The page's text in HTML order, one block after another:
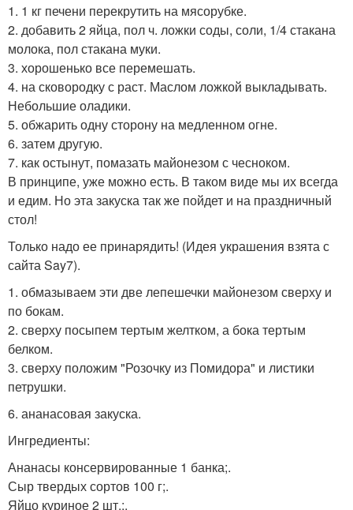
1. 1 кг печени перекрутить на мясорубке.
2. добавить 2 яйца, пол ч. ложки соды, соли, 1/4 стакана
молока, пол стакана муки.
3. хорошенько все перемешать.
4. на сковородку с раст. Маслом ложкой выкладывать.
Небольшие оладики.
5. обжарить одну сторону на медленном огне.
6. затем другую.
7. как остынут, помазать майонезом с чесноком.
В принципе, уже можно есть. В таком виде мы их всегда
и едим. Но эта закуска так же пойдет и на праздничный
стол!
Только надо ее принарядить! (Идея украшения взята с
сайта Say7).
1. обмазываем эти две лепешечки майонезом сверху и
по бокам.
2. сверху посыпем тертым желтком, а бока тертым
белком.
3. сверху положим "Розочку из Помидора" и листики
петрушки.
6. ананасовая закуска.
Ингредиенты:
Ананасы консервированные 1 банка;.
Сыр твердых сортов 100 г;.
Яйцо куриное 2 шт.;.